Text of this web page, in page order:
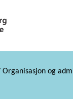
Organisasjon og